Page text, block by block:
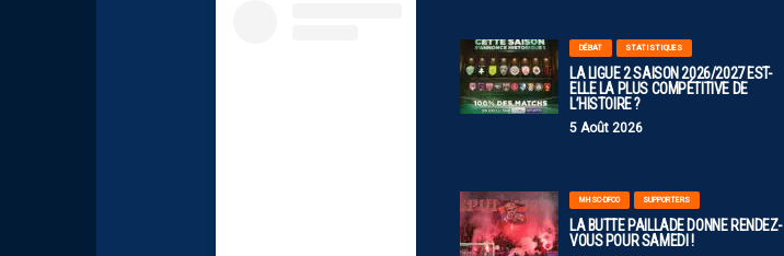
DÉBAT STATISTIQUES
LA LIGUE 2 SAISON 2026/2027 EST-
ELLE LA PLUS COMPÉTITIVE DE
L’HISTOIRE ?
5 Août 2026
MHSC-DFCO SUPPORTERS
LA BUTTE PAILLADE DONNE RENDEZ-
VOUS POUR SAMEDI !